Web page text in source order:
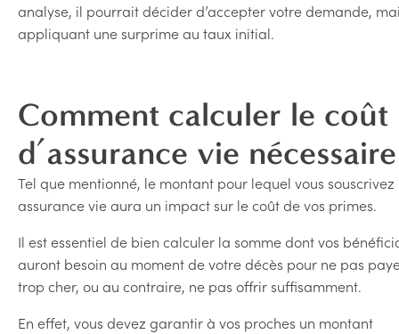
analyse, il pourrait décider d’accepter votre demande,
appliquant une surprime au taux initial.
Comment calculer le coût
d’assurance vie nécessaire
Tel que mentionné, le montant pour lequel vous souscrivez
assurance vie aura un impact sur le coût de vos primes.
Il est essentiel de bien calculer la somme dont vos
auront besoin au moment de votre décès pour ne pas
trop cher, ou au contraire, ne pas offrir suffisamment.
En effet, vous devez garantir à vos proches un montant